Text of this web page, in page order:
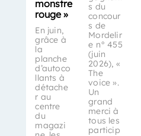
monstre
rouge »
En juin,
grâce à
la
planche
d’autoco
llants à
détache
r au
centre
du
magazi
s du
concour
s de
Mordelir
e n° 455
(juin
2026), «
The
voice ».
Un
grand
merci à
tous les
particip